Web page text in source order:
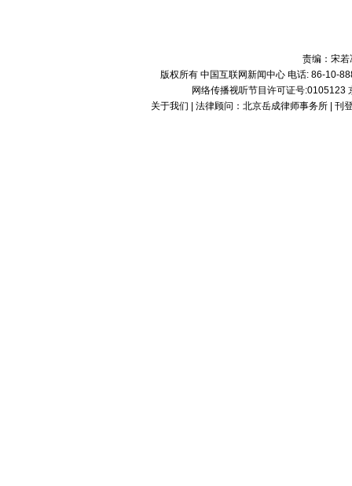
责编：宋
版权所有 中国互联网新闻中心 电话: 86-10-
网络传播视听节目许可证号
关于我们 | 法律顾问： 北京岳成律师事务所| 刊